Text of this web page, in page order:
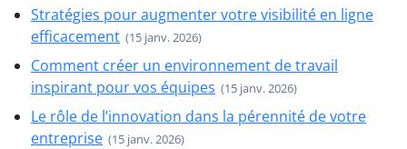
Stratégies pour augmenter votre visibilité en ligne
efficacement (15 janv. 2026)
Comment créer un environnement de travail
inspirant pour vos équipes (15 janv. 2026)
Le rôle de l’innovation dans la pérennité de votre
entreprise (15 janv. 2026)